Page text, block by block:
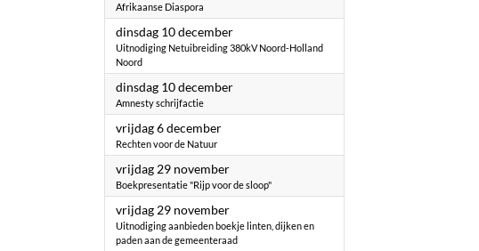
Afrikaanse Diaspora
dinsdag 10 december2024
Uitnodiging Netuibreiding 380kV Noord-Holland
Noord
dinsdag 10 december2024
Amnesty schrijfactie
vrijdag 6 december2024
Rechten voor de Natuur
vrijdag 29 november2024
Boekpresentatie "Rijp voor de sloop"
vrijdag 29 november2024
Uitnodiging aanbieden boekje linten, dijken en
paden aan de gemeenteraad